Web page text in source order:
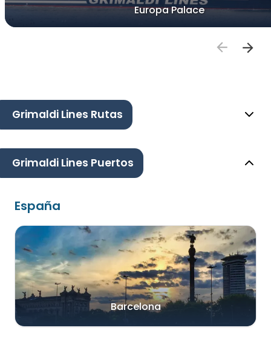
Europa Palace
Grimaldi Lines Rutas
Grimaldi Lines Puertos
España
Barcelona